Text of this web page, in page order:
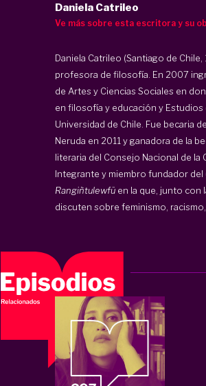
Daniela Catrileo
Ve más sobre esta escritora y su
Daniela Catrileo (Santiago de
profesora de filosofía. En 2007
de Artes y Ciencias Sociales en
en filosofía y educación y Estudios
Universidad de Chile. Fue becaria
Neruda en 2011 y ganadora de la
literaria del Consejo Nacional de la
Integrante y miembro fundador del
Rangiñtulewfü en la que, junto con
discuten sobre feminismo, racismo,